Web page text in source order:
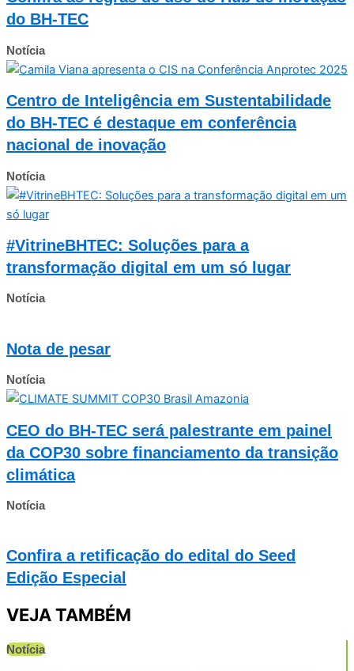
do BH-TEC
Notícia
Centro de Inteligência em Sustentabilidade
do BH-TEC é destaque em conferência
nacional de inovação
Notícia
#VitrineBHTEC: Soluções para a
transformação digital em um só lugar
Notícia
Nota de pesar
Notícia
CEO do BH-TEC será palestrante em painel
da COP30 sobre financiamento da transição
climática
Notícia
Confira a retificação do edital do Seed
Edição Especial
VEJA TAMBÉM
Notícia